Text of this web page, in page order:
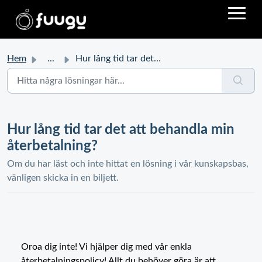
Hem ... Hur lång tid tar det att behandla min återbetalning?
Hur lång tid tar det att behandla min
återbetalning?
Om du har läst och inte hittat en lösning i vår kunskapsbas,
vänligen skicka in en biljett.
Oroa dig inte! Vi hjälper dig med vår enkla